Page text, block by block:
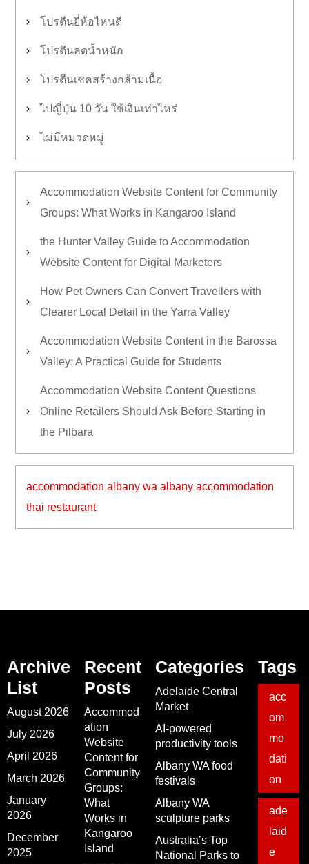
โปรตีนยี่ห้อไหนดี
โปรตีนลดน้ำหนัก
โปรตีนเชคสร้างกล้ามเนื้อ
ไปญี่ปุ่น 10 วัน ใช้เงินเท่าไหร่
ไม่มีหมวดหมู่
Accommodation Website Content for Community
Groups: What Works in Kangaroo Island
the Hunter Valley Guide to Accommodation
Website Content for Digital Marketers
How Pet Owners Can Convert Travellers with
Clearer Local Detail in the Yarra Valley
Accommodation Website Content in the Barossa
Valley: A Practical Guide for Students
Accommodation Website Content Questions
Online Retailers Should Ask Before Starting in
the Pilbara
accommodation albany wa albany accommodation
thai restaurant
Archive
List
August 2026
July 2026
April 2026
March 2026
January
2026
December
2025
Recent
Posts
Accommod
ation
Website
Content for
Community
Groups:
What
Works in
Kangaroo
Island
Categories
Adelaide Central
Market
AI-powered
productivity tools
Albany WA food
festivals
Albany WA
sculpture parks
Australia’s Top
National Parks to
Tags
acc
om
mo
dati
on
ade
laid
e